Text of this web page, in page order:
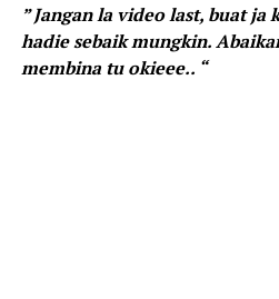
” Jangan la video last, buat ja
hadie sebaik mungkin.
membina tu okieee.. “